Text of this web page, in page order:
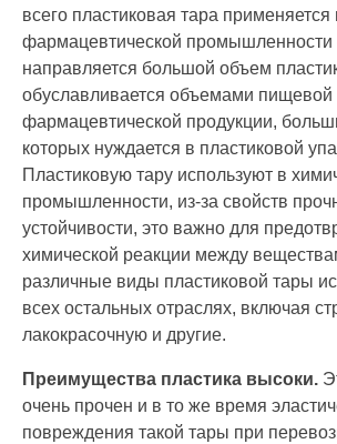
всего пластиковая тара применяется
фармацевтической промышленности
направляется большой объем п
обуславливается объемами пищевой
фармацевтической продукции,
которых нуждается в пластиковой
Пластиковуютаруиспользуютв
промышленности, из-за свойств
устойчивости, этоважно для
химической реакции между
различные виды пластиковой тары
всех остальных отраслях, включая
лакокрасочную и другие.
Преимущества пластика высоки.
очень прочен и в то же время
повреждения такой тары при